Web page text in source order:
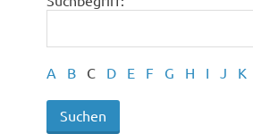
A B C D E F G H I J K